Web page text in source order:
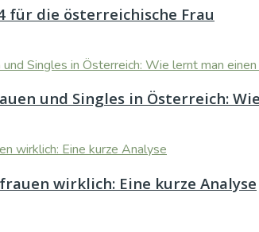
für die österreichische Frau
und Singles in Österreich:
wirklich: Eine kurze Analyse